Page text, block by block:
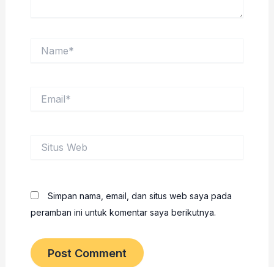
Web
Simpan nama, email, dan situs web saya pada
peramban ini untuk komentar saya berikutnya.